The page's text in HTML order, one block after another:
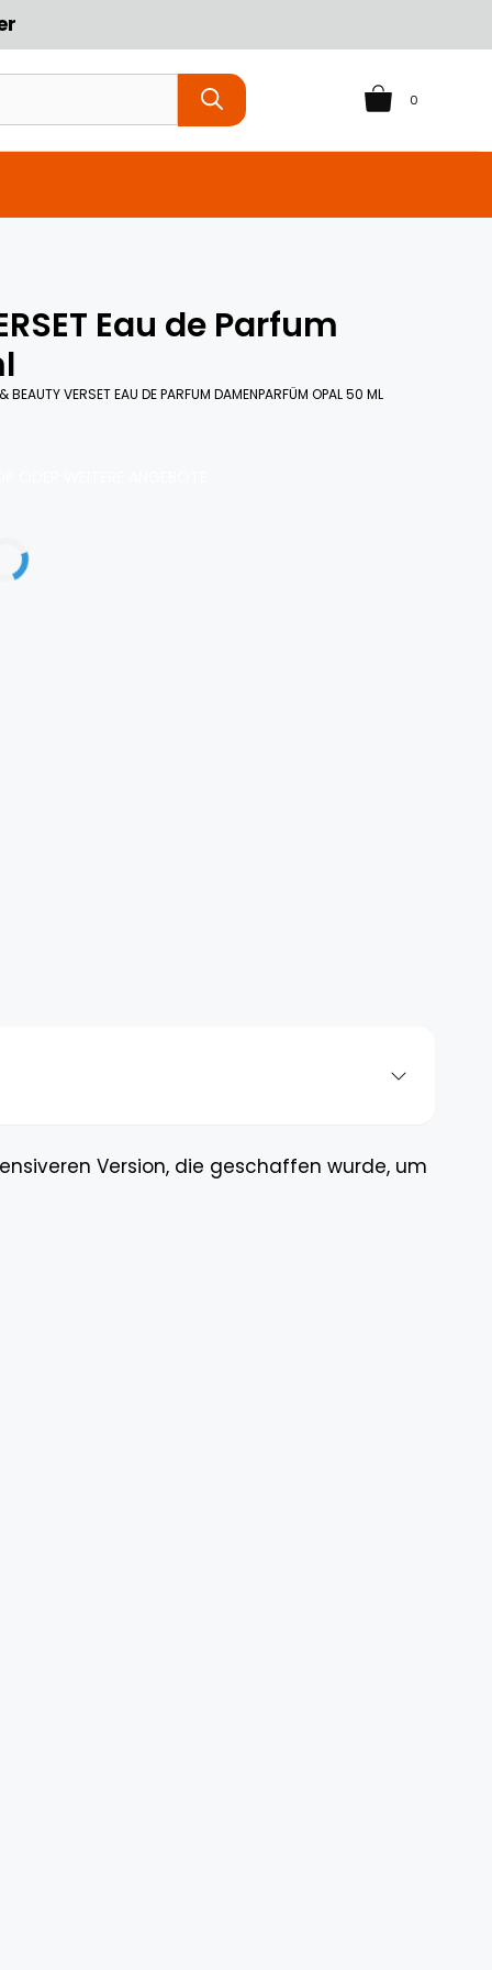
0
Eau de Parfum
BEAUTY VERSET EAU DE PARFUM DAMENPARFÜM OPAL 50 ML
Version, die geschaffen wurde, um